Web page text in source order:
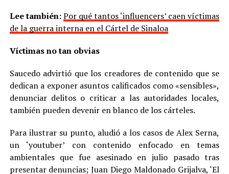
Lee también:Por qué tantos ‘influencers’ caen víctimas
de la guerra interna en el Cártel de Sinaloa
Víctimas no tan obvias
Saucedo advirtió que los creadores de contenido que se
dedican a exponer asuntos calificados como «sensibles»,
denunciar delitos o criticar a las autoridades locales,
también pueden devenir en blanco de los cárteles.
Para ilustrar su punto, aludió a los casos de Alex Serna,
un ‘youtuber’ con contenido enfocado en temas
ambientales que fue asesinado en julio pasado tras
presentar denuncias; Juan Diego Maldonado Grijalva, ‘El